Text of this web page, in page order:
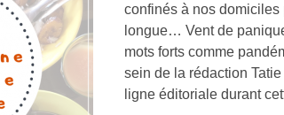
confinés à nos
longue… Vent de
mots forts comme
sein de la rédaction
ligne éditoriale durant